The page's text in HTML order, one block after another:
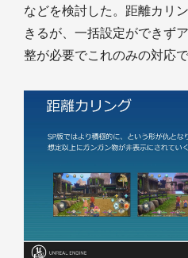
などを検討した。距離カリ
きるが、一括設定ができず
整が必要でこれのみの対応